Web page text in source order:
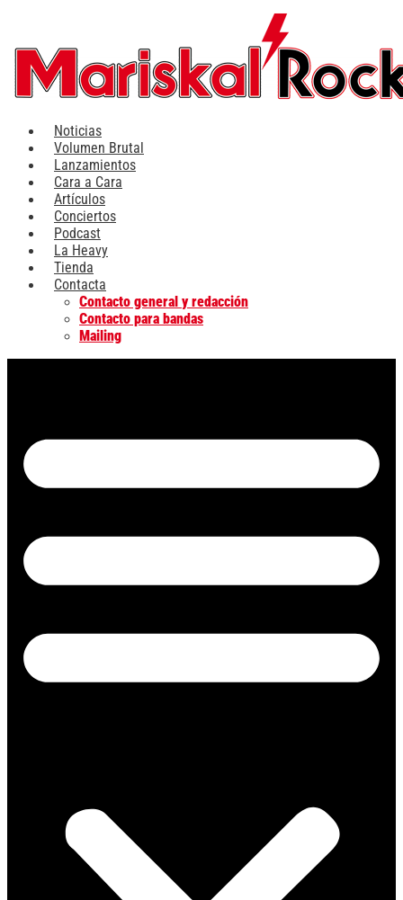
contenido
Noticias
Volumen Brutal
Lanzamientos
Cara a Cara
Artículos
Conciertos
Podcast
La Heavy
Tienda
Contacta
Contacto general y redacción
Contacto para bandas
Mailing